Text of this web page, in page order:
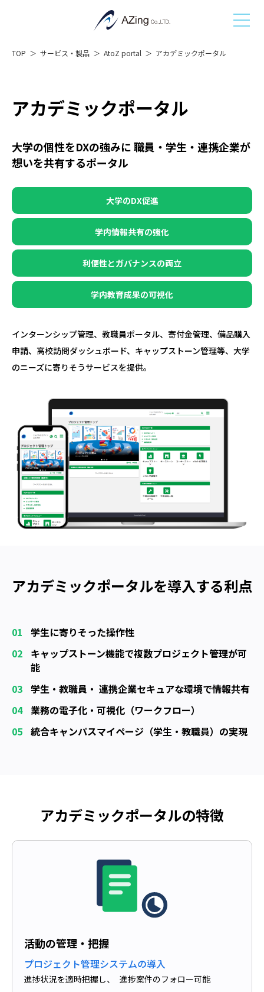
TOP サービス・製品 AtoZ portal アカデミックポータル
アカデミックポータル
大学の個性をDXの強みに 職員・学生・連携企業が
想いを共有するポータル
大学のDX促進
学内情報共有の強化
利便性とガバナンスの両立
学内教育成果の可視化
インターンシップ管理、教職員ポータル、寄付金管理、備品購入
申請、高校訪問ダッシュボード、キャップストーン管理等、大学
のニーズに寄りそうサービスを提供。
アカデミックポータルを導入する利点
01
学生に寄りそった操作性
02
キャップストーン機能で複数プロジェクト管理が可
能
03 学生・教職員・ 連携企業セキュアな環境で情報共有
04
業務の電子化・可視化（ワークフロー）
05 統合キャンパスマイページ（学生・教職員）の実現
アカデミックポータルの特徴
活動の管理・把握
プロジェクト管理システムの導入
進捗状況を適時把握し、 進捗案件のフォロー可能